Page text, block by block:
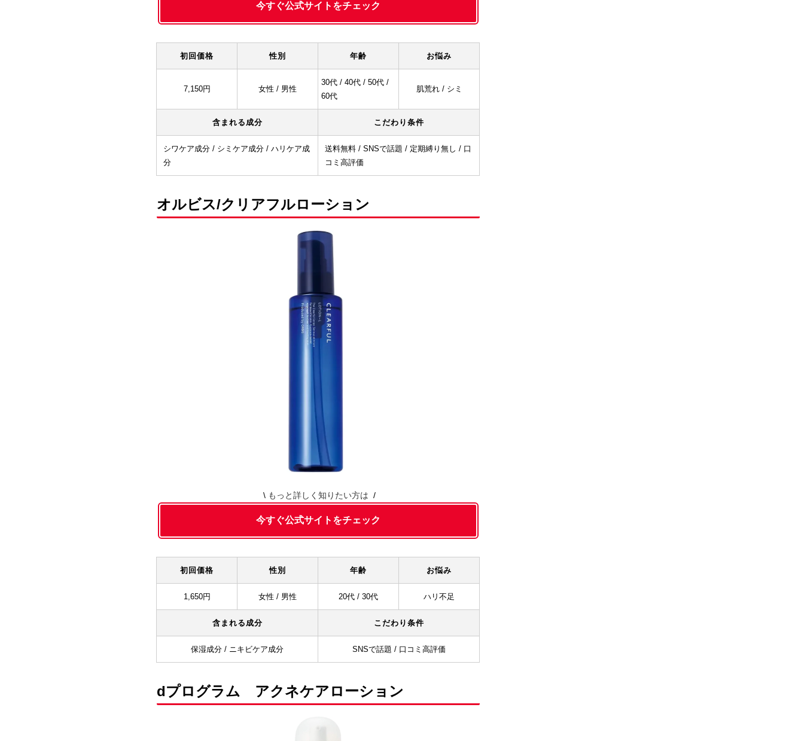
今すぐ公式サイトをチェック
初回価格
7,150円
性別
女性 / 男性
年齢
30代 / 40代 / 50代 /
60代
お悩み
肌荒れ / シミ
含まれる成分
シワケア成分 / シミケア成分 / ハリケア成
分
こだわり条件
送料無料 / SNSで話題 / 定期縛り無し / 口
コミ高評価
オルビス/クリアフルローション
もっと詳しく知りたい方は
今すぐ公式サイトをチェック
初回価格
1,650円
性別
女性 / 男性
年齢
20代 / 30代
お悩み
ハリ不足
含まれる成分
保湿成分 / ニキビケア成分
こだわり条件
SNSで話題 / 口コミ高評価
dプログラム アクネケアローション